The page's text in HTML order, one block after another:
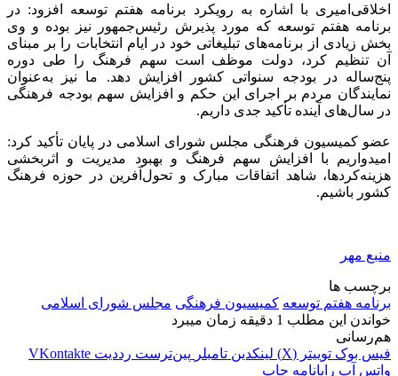
اخلاقی‌امیری با اشاره به رویکرد برنامه هفتم توسعه افزود: در
برنامه هفتم توسعه که مورد پذیرش رئیس‌جمهور نیز بوده و وی
بخش زیادی از برنامه‌های تبلیغاتی خود در ایام انتخابات را بر مبنای
آن تنظیم کرد، دولت موظف است سهم فرهنگ را طی دوره
پنج‌ساله در بودجه سنواتی کشور افزایش دهد. ما نیز به‌عنوان
نمایندگان مردم بر اجرای این حکم و افزایش سهم بودجه فرهنگی
در سال‌های آینده تأکید جدی داریم.
عضو کمیسیون فرهنگی مجلس شورای اسلامی در پایان تأکید کرد:
امیدواریم با افزایش سهم فرهنگ و بهبود مدیریت و اثربخشی
هزینه‌کردها، شاهد اتفاقات مبارک و تحول‌آفرین در حوزه فرهنگ
کشور باشیم.
منبع مهر
برچسب ها
برنامه هفتم توسعه کمیسیون فرهنگی مجلس شورای اسلامی
خواندن این مطلب 1 دقیقه زمان میبرد
هم‌رسانی
فیس بوک توییتر (X) لینکدین ‫تامبلر ‫پین‌ترست ‫رددیت ‫VKontakte
واتس آپ رایانامه چاپ